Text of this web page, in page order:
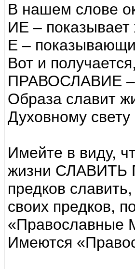
В нашем слове
ИЕ –
Е –
Вот и
ПРАВОСЛАВИЕ –
Образа славит
Духовному
Имейте в виду,
жизни СЛАВИТЬ
предков
своих предков,
«Православные
Имеются